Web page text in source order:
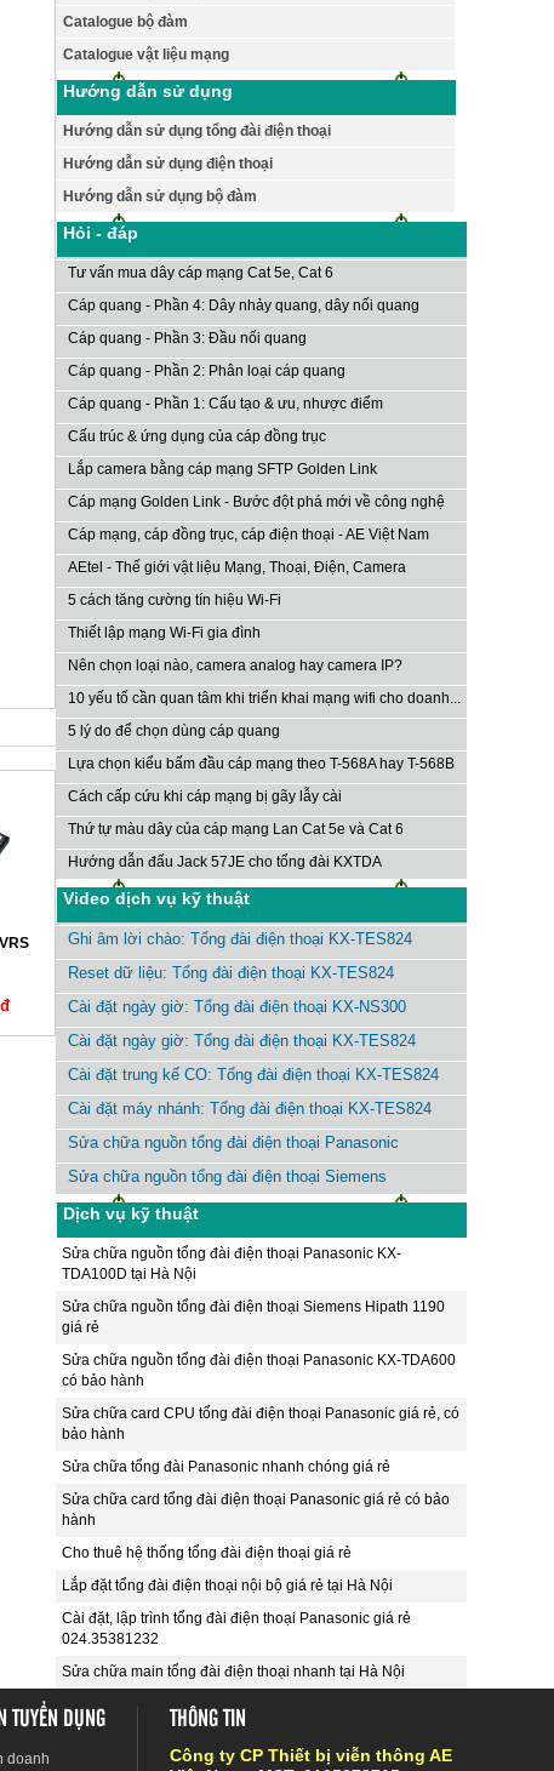
Catalogue bộ đàm
Catalogue vật liệu mạng
Hướng dẫn sử dụng
Hướng dẫn sử dụng tổng đài điện thoại
Hướng dẫn sử dụng điện thoại
Hướng dẫn sử dụng bộ đàm
Hỏi - đáp
Tư vấn mua dây cáp mạng Cat 5e, Cat 6
Cáp quang - Phần 4: Dây nhảy quang, dây nối quang
Cáp quang - Phần 3: Đầu nối quang
Cáp quang - Phần 2: Phân loại cáp quang
Cáp quang - Phần 1: Cấu tạo & ưu, nhược điểm
Cấu trúc & ứng dụng của cáp đồng trục
Lắp camera bằng cáp mạng SFTP Golden Link
Cáp mạng Golden Link - Bước đột phá mới về công nghệ
Cáp mạng, cáp đồng trục, cáp điện thoại - AE Việt Nam
AEtel - Thế giới vật liệu Mạng, Thoại, Điện, Camera
5 cách tăng cường tín hiệu Wi-Fi
Thiết lập mạng Wi-Fi gia đình
Nên chọn loại nào, camera analog hay camera IP?
10 yếu tố cần quan tâm khi triển khai mạng wifi cho doanh...
5 lý do để chọn dùng cáp quang
Lựa chọn kiểu bấm đầu cáp mạng theo T-568A hay T-568B
Cách cấp cứu khi cáp mạng bị gãy lẫy cài
Thứ tự màu dây của cáp mạng Lan Cat 5e và Cat 6
Hướng dẫn đấu Jack 57JE cho tổng đài KXTDA
Video dịch vụ kỹ thuật
Ghi âm lời chào: Tổng đài điện thoại KX-TES824
Reset dữ liệu: Tổng đài điện thoại KX-TES824
Cài đặt ngày giờ: Tổng đài điện thoại KX-NS300
Cài đặt ngày giờ: Tổng đài điện thoại KX-TES824
Cài đặt trung kế CO: Tổng đài điện thoại KX-TES824
Cài đặt máy nhánh: Tổng đài điện thoại KX-TES824
Sửa chữa nguồn tổng đài điện thoại Panasonic
Sửa chữa nguồn tổng đài điện thoại Siemens
Dịch vụ kỹ thuật
Sửa chữa nguồn tổng đài điện thoại Panasonic KX-
TDA100D tại Hà Nội
Sửa chữa nguồn tổng đài điện thoại Siemens Hipath 1190
giá rẻ
Sửa chữa nguồn tổng đài điện thoại Panasonic KX-TDA600
có bảo hành
Sửa chữa card CPU tổng đài điện thoại Panasonic giá rẻ, có
bảo hành
Sửa chữa tổng đài Panasonic nhanh chóng giá rẻ
Sửa chữa card tổng đài điện thoại Panasonic giá rẻ có bảo
hành
Cho thuê hệ thống tổng đài điện thoại giá rẻ
Lắp đặt tổng đài điện thoại nội bộ giá rẻ tại Hà Nội
Cài đặt, lập trình tổng đài điện thoại Panasonic giá rẻ
024.35381232
Sửa chữa main tổng đài điện thoại nhanh tại Hà Nội
TUYỂN DỤNG
doanh
THÔNG TIN
Công ty CP Thiết bị viễn thông AE